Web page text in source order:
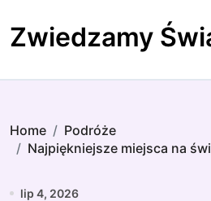
to
content
Zwiedzamy
Home
Podróże
Najpiękniejsze miejsca na
lip 4, 2026